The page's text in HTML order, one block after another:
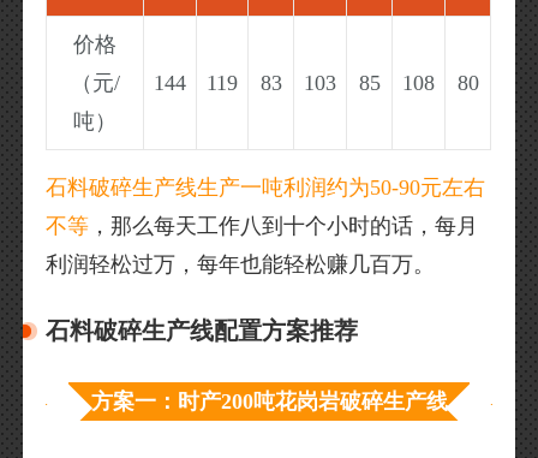
价格
（元/
吨）
144 119 83 103 85 108 80
石料破碎生产线生产一吨利润约为50-90元左右
不等 ，那么每天工作八到十个小时的话，每月
利润轻松过万，每年也能轻松赚几百万。
石料破碎生产线配置方案推荐
方案一：时产200吨花岗岩破碎生产线